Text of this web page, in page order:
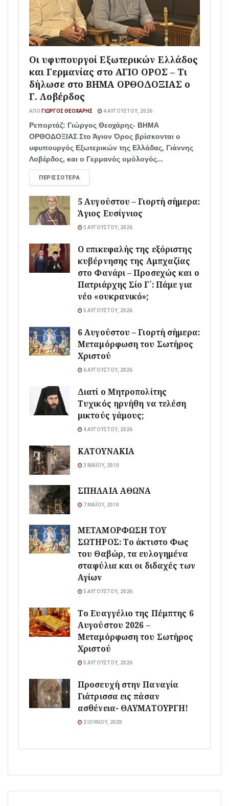
Οι υφυπουργοί Εξωτερικών Ελλάδος
και Γερμανίας στο ΑΓΙΟ ΟΡΟΣ – Τι
δήλωσε στο ΒΗΜΑ ΟΡΘΟΔΟΞΙΑΣ ο
Γ. Λοβέρδος
ΑΠΌ ΓΙΏΡΓΟΣ ΘΕΟΧΆΡΗΣ 4 ΑΥΓΟΎΣΤΟΥ, 2026
Ρεπορτάζ: Γιώργος Θεοχάρης- ΒΗΜΑ
ΟΡΘΟΔΟΞΙΑΣ Στο Άγιον Όρος βρίσκονται ο
υφυπουργός Εξωτερικών της Ελλάδας, Γιάννης
Λοβέρδος, και ο Γερμανός ομόλογός...
ΠΕΡΙΣΣΌΤΕΡΑ
5 Αυγούστου – Γιορτή σήμερα:
Άγιος Ευσίγνιος
5 ΑΥΓΟΎΣΤΟΥ, 2026
Ο επικεφαλής της εξόριστης
κυβέρνησης της Αμπχαζίας
στο Φανάρι – Προσεχώς και ο
Πατριάρχης Σίο Γ΄: Πάμε για
νέο «ουκρανικό»;
5 ΑΥΓΟΎΣΤΟΥ, 2026
6 Αυγούστου – Γιορτή σήμερα:
Μεταμόρφωση του Σωτήρος
Χριστού
6 ΑΥΓΟΎΣΤΟΥ, 2026
Διατί ο Μητροπολίτης
Τυχικός ηρνήθη να τελέση
μικτούς γάμους;
4 ΑΥΓΟΎΣΤΟΥ, 2026
ΚΑΤΟΥΝΑΚΙΑ
3 ΜΑΪ́ΟΥ, 2010
ΣΠΗΛΑΙΑ ΑΘΩΝΑ
7 ΜΑΪ́ΟΥ, 2010
ΜΕΤΑΜΟΡΦΩΣΗ ΤΟΥ
ΣΩΤΗΡΟΣ: Το άκτιστο Φως
του Θαβώρ, τα ευλογημένα
σταφύλια και οι διδαχές των
Αγίων
5 ΑΥΓΟΎΣΤΟΥ, 2026
Το Ευαγγέλιο της Πέμπτης 6
Αυγούστου 2026 –
Μεταμόρφωση του Σωτήρος
Χριστού
5 ΑΥΓΟΎΣΤΟΥ, 2026
Προσευχή στην Παναγία
Γιάτρισσα εις πάσαν
ασθένεια- ΘΑΥΜΑΤΟΥΡΓΗ!
2 ΙΟΥΛΊΟΥ, 2020